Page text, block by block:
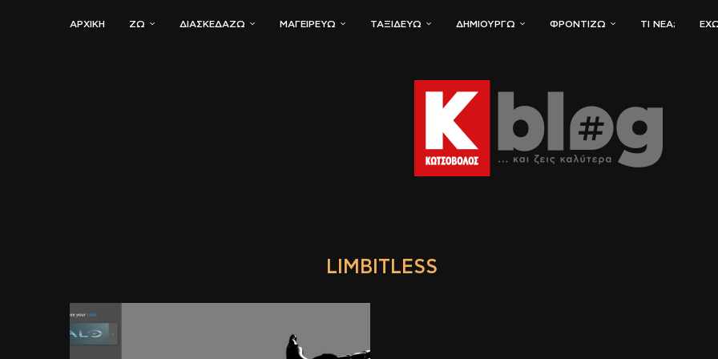
ΑΡΧΙΚΗ ΖΏ ΔΙΑΣΚΕΔΆΖΩ ΜΑΓΕΙΡΕΎΩ ΤΑΞΙΔΕΎΩ ΔΗΜΙΟΥΡΓΏ ΦΡΟΝΤΊΖΩ ΤΙ ΝΈΑ;
LIMBITLESS